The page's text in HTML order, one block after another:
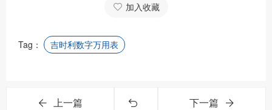
加入收藏
Tag： 吉时利数字万用表
上一篇 下一篇